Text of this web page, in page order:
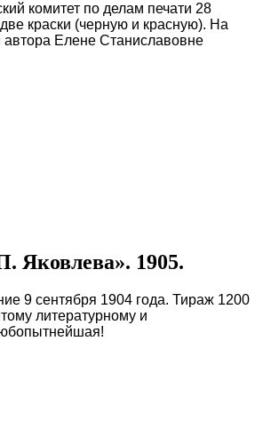
комитет по делам печати 28
краски (черную и красную). На
автора Елене Станиславовне
Яковлева». 1905.
9 сентября 1904 года. Тираж 1200
литературному и